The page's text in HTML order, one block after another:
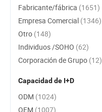
Fabricante/fábrica (1651)
Empresa Comercial (1346)
Otro (148)
Individuos /SOHO (62)
Corporación de Grupo (12)
Capacidad de I+D
ODM (1024)
OEM (1007)